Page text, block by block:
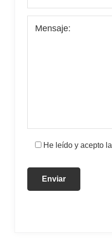
He leído y acepto la